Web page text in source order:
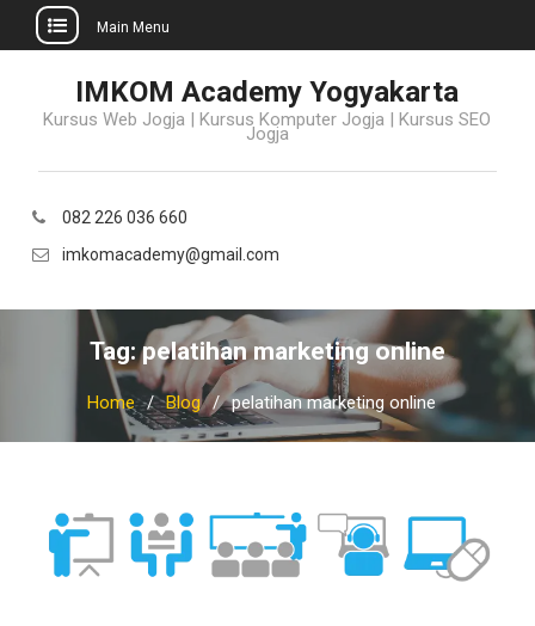
content
Main Menu
IMKOM Academy Yogyakarta
Kursus Web Jogja | Kursus Komputer Jogja | Kursus SEO
Jogja
082 226 036 660
imkomacademy@gmail.com
Tag:pelatihan marketing online
Home Blog pelatihan marketing online